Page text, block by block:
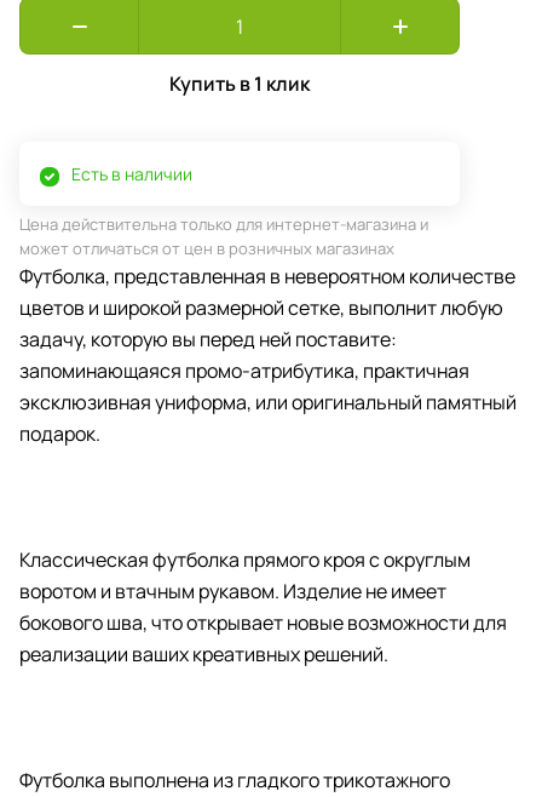
Купить в 1 клик
Есть в наличии
Цена действительна только для интернет-магазина и
может отличаться от цен в розничных магазинах
Футболка, представленная в невероятном количестве
цветов и широкой размерной сетке, выполнит любую
задачу, которую вы перед ней поставите:
запоминающаяся промо-атрибутика, практичная
эксклюзивная униформа, или оригинальный памятный
подарок.
Классическая футболка прямого кроя с округлым
воротом и втачным рукавом. Изделие не имеет
бокового шва, что открывает новые возможности для
реализации ваших креативных решений.
Футболка выполнена из гладкого трикотажного